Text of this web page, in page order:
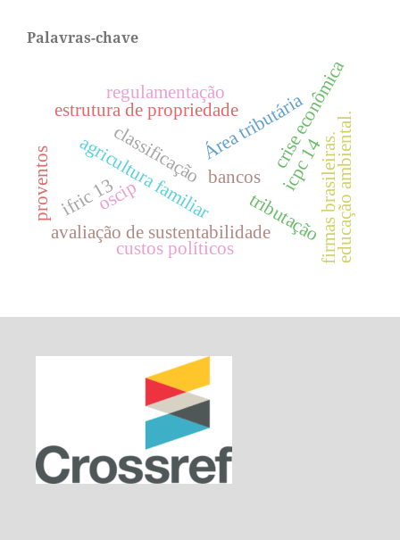
Palavras-chave
classificaçãoÁrea tributária
tributação
estrutura de propriedade
firmas brasileiras.
avaliação de sustentabilidade
agricultura familiarbancos
crise econômica
regulamentação
oscip educação ambiental.
custos políticos
ifric 13
icpc 14
proventos